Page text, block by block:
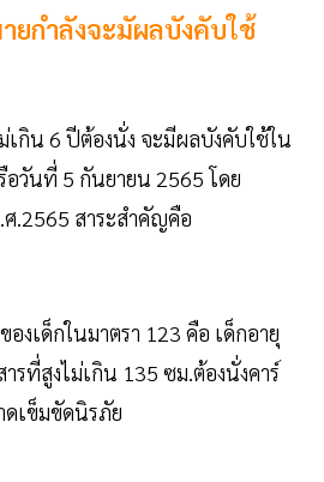
ยกำลังจะมัผลบังคับใช้
เกิน 6 ปีต้องนั่ง จะมีผลบังคับใช้ใน
วันที่ 5 กันยายน 2565 โดย
.2565 สาระสำคัญคือ
งเด็กในมาตรา 123 คือ เด็กอายุ
รที่สูงไม่เกิน 135 ซม.ต้องนั่งคาร์
เข็มขัดนิรภัย